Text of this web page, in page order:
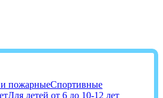
пожарныеСпортивные
Для детей от 6 до 10-12 лет